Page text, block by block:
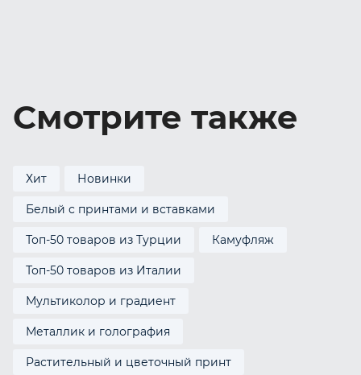
Смотрите также
Хит Новинки
Белый с принтами и вставками
Топ-50 товаров из Турции Камуфляж
Топ-50 товаров из Италии
Мультиколор и градиент
Металлик и голография
Растительный и цветочный принт